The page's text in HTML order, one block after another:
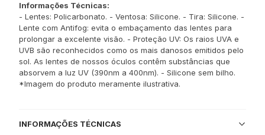
Informações Técnicas:
- Lentes: Policarbonato. - Ventosa: Silicone. - Tira: Silicone. -
Lente com Antifog: evita o embaçamento das lentes para
prolongar a excelente visão. - Proteção UV: Os raios UVA e
UVB são reconhecidos como os mais danosos emitidos pelo
sol. As lentes de nossos óculos contêm substâncias que
absorvem a luz UV (390nm a 400nm). - Silicone sem bilho.
*Imagem do produto meramente ilustrativa.
INFORMAÇÕES TÉCNICAS